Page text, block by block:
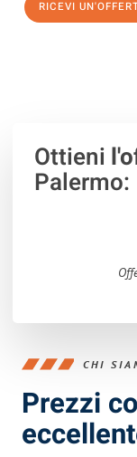
RICEVI
Ottieni
Palermo:
CHI
Prezzi